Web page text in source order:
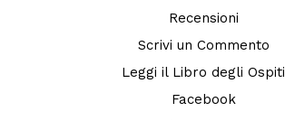
Recensioni
Scrivi un Commento
Leggi il Libro degli Ospiti
Facebook